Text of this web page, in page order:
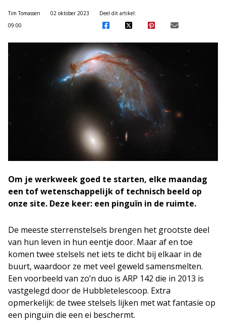
Tim Tomassen
02 oktober 2023
09:00
Deel dit artikel:
Om je werkweek goed te starten, elke maandag
een tof wetenschappelijk of technisch beeld op
onze site. Deze keer: een pinguïn in de ruimte.
De meeste sterrenstelsels brengen het grootste deel
van hun leven in hun eentje door. Maar af en toe
komen twee stelsels net iets te dicht bij elkaar in de
buurt, waardoor ze met veel geweld samensmelten.
Een voorbeeld van zo’n duo is ARP 142 die in 2013 is
vastgelegd door de Hubbletelescoop. Extra
opmerkelijk: de twee stelsels lijken met wat fantasie op
een pinguïn die een ei beschermt.